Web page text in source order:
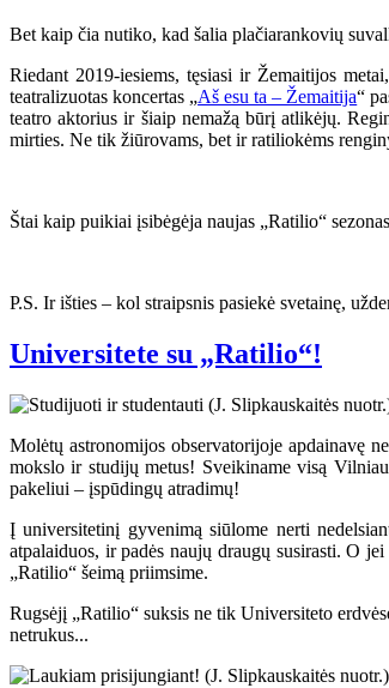
Bet kaip čia nutiko, kad šalia plačiarankovių
Riedant 2019-iesiems, tęsiasi ir Žemaitijos
teatralizuotas koncertas „Aš esu ta – Žemaitija“
teatro aktorius ir šiaip nemažą būrį atlikėjų.
mirties. Ne tik žiūrovams, bet ir ratiliokėms
Štai kaip puikiai įsibėgėja naujas „Ratilio“
P.S. Ir išties – kol straipsnis pasiekė svetainę,
Universitete su „Ratilio“!
Molėtų astronomijos observatorijoje apdainavę
mokslo ir studijų metus! Sveikiname visą
pakeliui – įspūdingų atradimų!
Į universitetinį gyvenimą siūlome nerti
atpalaiduos, ir padės naujų draugų susirasti. O
„Ratilio“ šeimą priimsime.
Rugsėjį „Ratilio“ suksis ne tik Universiteto
netrukus...